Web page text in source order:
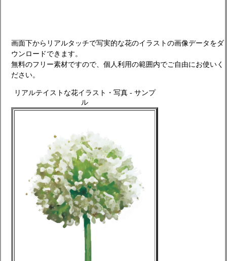
画面下からリアルタッチで写実的な花のイラストの画像データをダ
ウンロードできます。
無料のフリー素材ですので、個人利用の範囲内でご自由にお使いく
ださい。
リアルテイストな花イラスト・写真 - サンプ
ル